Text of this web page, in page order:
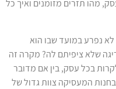
מהו תזרים מזומנים ואיך כל
נפרע במועד שבו הוא
שלא ציפיתם לה? מקרה זה
בכל עסק, בין אם מדובר
המעסיקה צוות גדול של